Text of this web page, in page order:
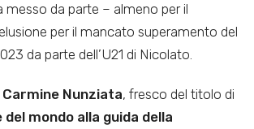
messo da parte – almeno per il
per il mancato superamento del
da parte dell’U21 di Nicolato.
Carmine Nunziata, fresco del titolo di
mondo alla guida della